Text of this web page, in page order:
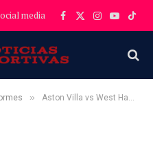
media Facebook
X
Instagram
YouTube
» Aston Villa vs West Ham FA Cup 2-1: El debut de Graham Potter con los Hammers termina en derrota